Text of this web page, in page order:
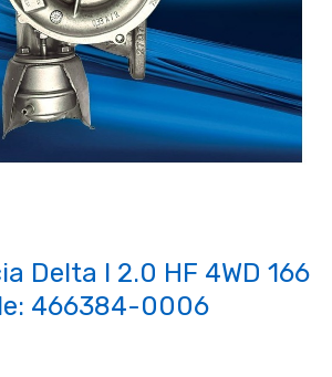
Delta I 2.0 HF 4WD 166
466384-0006